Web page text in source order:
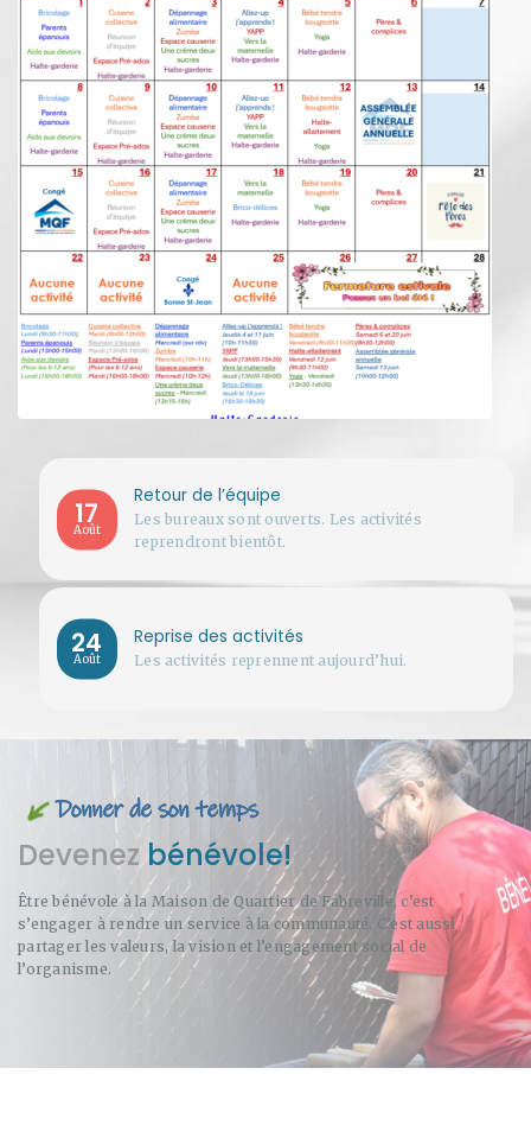
17
Août
Retour de l’équipe
Les bureaux sont ouverts. Les activités
reprendront bientôt.
24
Août
Reprise des activités
Les activités reprennent aujourd’hui.
Devenezbénévole!
Être bénévole à la Maison de Quartier de Fabreville, c’est
s’engager à rendre un service à la communauté. C’est aussi
partager les valeurs, la vision et l’engagement social de
l’organisme.